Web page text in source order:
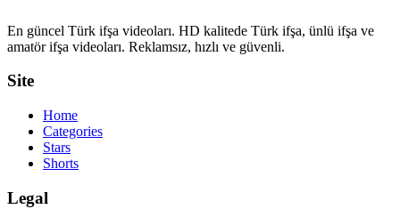
En güncel Türk ifşa videoları. HD kalitede Türk ifşa, ünlü ifşa ve
amatör ifşa videoları. Reklamsız, hızlı ve güvenli.
Site
Home
Categories
Stars
Shorts
Legal